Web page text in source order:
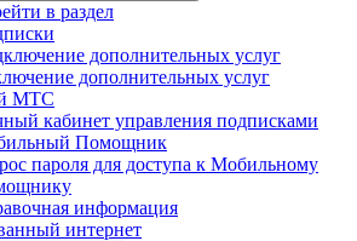
в раздел
дополнительных услуг
дополнительных услуг
МТС
кабинет управления подписками
Помощник
пароля для доступа к Мобильному
информация
интернет